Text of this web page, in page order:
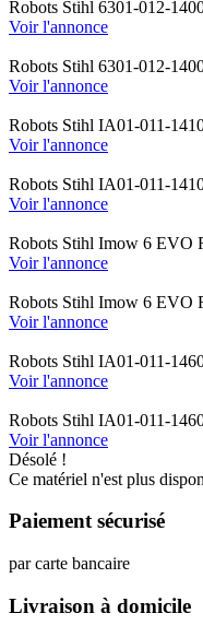
Robots Stihl 6301-012-
Voir l'annonce
Robots Stihl 6301-012-
Voir l'annonce
Robots Stihl IA01-011-
Voir l'annonce
Robots Stihl IA01-011-
Voir l'annonce
Robots Stihl Imow 6 EVO
Voir l'annonce
Robots Stihl Imow 6 EVO
Voir l'annonce
Robots Stihl IA01-011-
Voir l'annonce
Robots Stihl IA01-011-
Voir l'annonce
Désolé !
Ce matériel n'est plus
Paiement sécurisé
par carte bancaire
Livraison à domicile